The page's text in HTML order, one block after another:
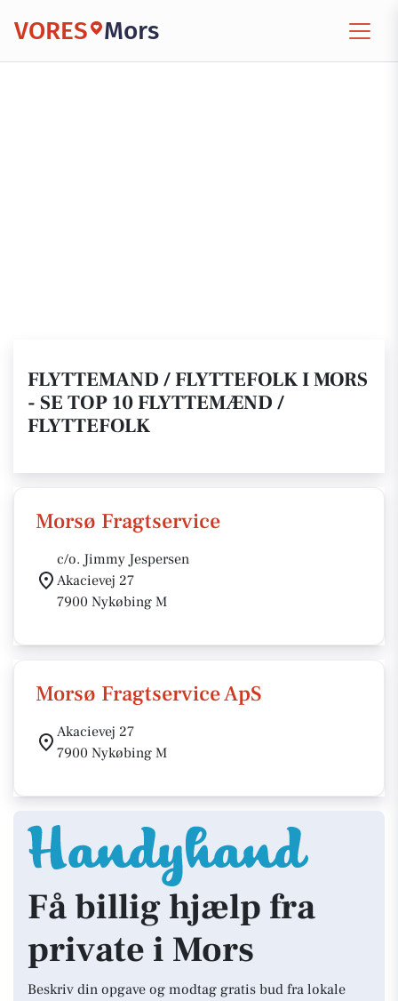
VORES Mors
FLYTTEMAND / FLYTTEFOLK I MORS
- SE TOP 10 FLYTTEMÆND /
FLYTTEFOLK
Morsø Fragtservice
c/o. Jimmy Jespersen
Akacievej 27
7900 Nykøbing M
Morsø Fragtservice ApS
Akacievej 27
7900 Nykøbing M
Få billig hjælp fra
private i Mors
Beskriv din opgave og modtag gratis bud fra lokale